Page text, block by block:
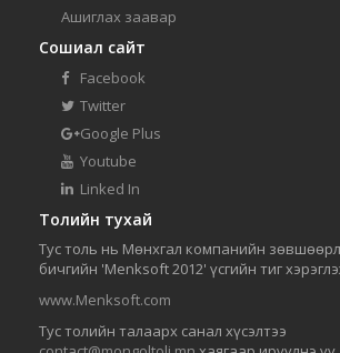
Ашиглах заавар
Сошиал сайт
Facebook
Twitter
Google Plus
Youtube
Linked In
Толийн тухай
Тус толь нь Мөнхгал компанийн
бичгийн 'Menksoft 2012' үсгийн тиг
www.Menksoft.com
Тус толийн талаарх санал хүсэлтээ